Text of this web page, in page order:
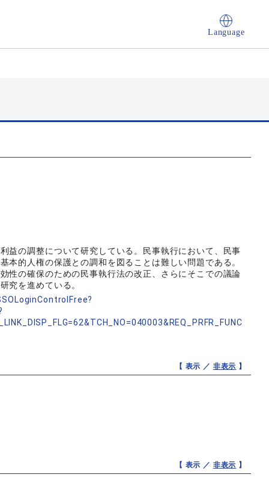
Language
益の調整について研究している。民事執行において、民事
本的人権の保護との調和を図ることは難しい問題である。
性の確保のための民事執行法の改正、さらにそこでの議論
究を進めている。
【 表示 ／ 非表示 】
【 表示 ／ 非表示 】